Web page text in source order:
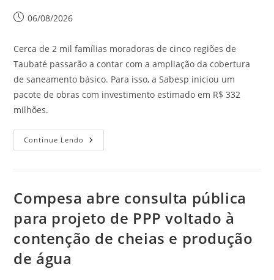
06/08/2026
Cerca de 2 mil famílias moradoras de cinco regiões de
Taubaté passarão a contar com a ampliação da cobertura
de saneamento básico. Para isso, a Sabesp iniciou um
pacote de obras com investimento estimado em R$ 332
milhões.
Continue Lendo
Compesa abre consulta pública
para projeto de PPP voltado à
contenção de cheias e produção
de água